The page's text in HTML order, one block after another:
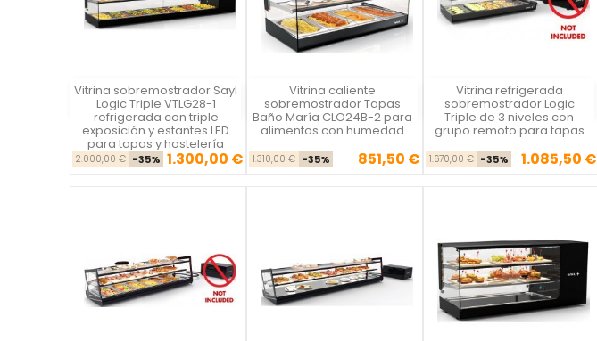
Vitrina sobremostrador Sayl
Logic Triple VTLG28-1
refrigerada con triple
exposición y estantes LED
para tapas y hostelería
Precio base
2.000,00 € -35% Precio
1.300,00 €

Vista rápida Vitrina caliente
sobremostrador Tapas
Baño María CLO24B-2 para
alimentos con humedad
Precio base
1.310,00 € -35% Precio
851,50 €

Vista rápida Vitrina refrigerada
sobremostrador Logic
Triple de 3 niveles con
grupo remoto para tapas
Precio base
1.670,00 € -35% Precio
1.085,50 €

Vista rápida